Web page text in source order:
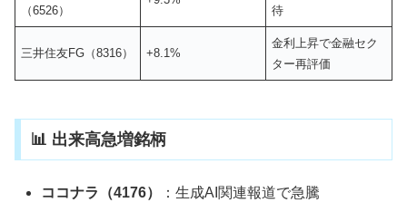
（6526）
待
三井住友FG（8316） +8.1%
金利上昇で金融セク
ター再評価
📊 出来高急増銘柄
ココナラ（4176）
：生成AI関連報道で急騰